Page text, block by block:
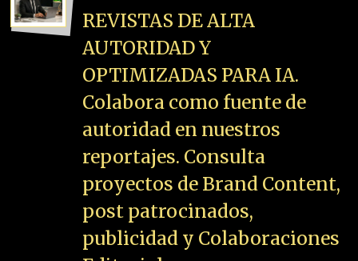
REVISTAS DE ALTA
AUTORIDAD Y
OPTIMIZADAS PARA IA.
Colabora como fuente de
autoridad en nuestros
reportajes. Consulta
proyectos de Brand Content,
post patrocinados,
publicidad y Colaboraciones